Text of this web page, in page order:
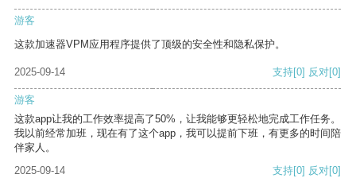
游客
这款加速器VPM应用程序提供了顶级的安全性和隐私保护。
2025-09-14 支持[0] 反对[0]
游客
这款app让我的工作效率提高了50%，让我能够更轻松地完成工作任务。
我以前经常加班，现在有了这个app，我可以提前下班，有更多的时间陪
伴家人。
2025-09-14
支持[0] 反对[0]